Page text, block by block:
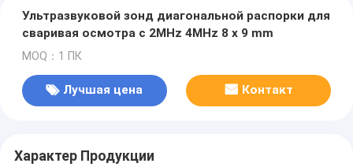
Ультразвуковой зонд диагональной распорки для
сваривая осмотра с 2MHz 4MHz 8 x 9 mm
MOQ：1 ПК
Лучшая цена Контакт
Характер Продукции